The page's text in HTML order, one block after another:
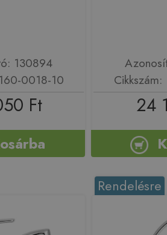
130894
0018-10
Ft 24
Rendelésre